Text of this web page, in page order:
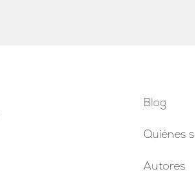
Blog
Quiénes
Autores